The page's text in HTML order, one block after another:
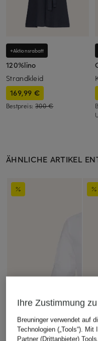
+Aktionsrabatt
120%lino
Strandkleid
169,99 €
Bestpreis:300 €
ÄHNLICHE ARTIKEL
Ihre Zustimmung
Breuninger verwendet auf
Technologien („Tools“).
Partner (Drittanbieter)